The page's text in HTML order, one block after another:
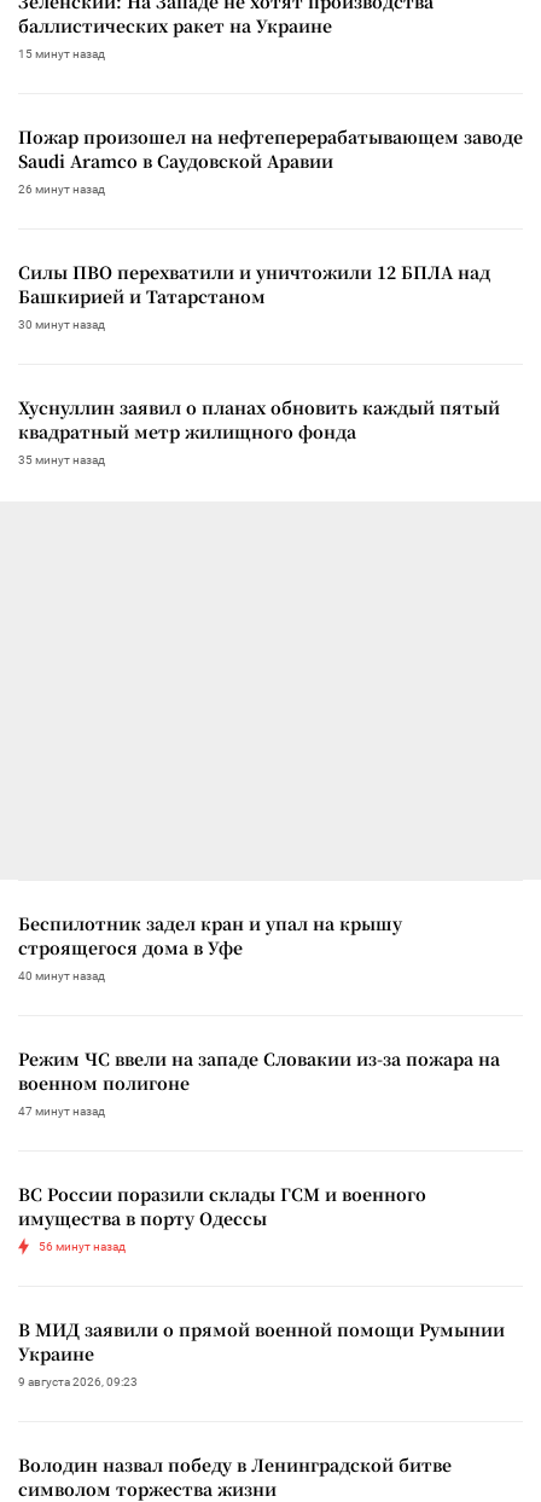
баллистических ракет на Украине
15 минут назад
Пожар произошел на нефтеперерабатывающем заводе
Saudi Aramco в Саудовской Аравии
26 минут назад
Силы ПВО перехватили и уничтожили 12 БПЛА над
Башкирией и Татарстаном
30 минут назад
Хуснуллин заявил о планах обновить каждый пятый
квадратный метр жилищного фонда
35 минут назад
Беспилотник задел кран и упал на крышу
строящегося дома в Уфе
40 минут назад
Режим ЧС ввели на западе Словакии из-за пожара на
военном полигоне
47 минут назад
ВС России поразили склады ГСМ и военного
имущества в порту Одессы
56 минут назад
В МИД заявили о прямой военной помощи Румынии
Украине
9 августа 2026, 09:23
Володин назвал победу в Ленинградской битве
символом торжества жизни